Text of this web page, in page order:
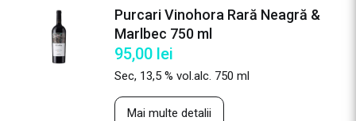
Purcari Vinohora Rară Neagră &
Marlbec 750 ml
95,00 lei
Sec, 13,5 % vol.alc. 750 ml
Mai multe detalii